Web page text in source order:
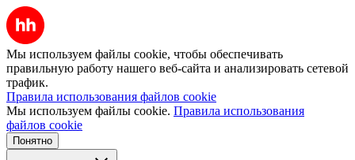
Мы используем файлы cookie, чтобы обеспечивать
правильную работу нашего веб-сайта и анализировать сетевой
трафик.
Правила использования файлов cookie
Мы используем файлы cookie. Правила использования
файлов cookie
Понятно